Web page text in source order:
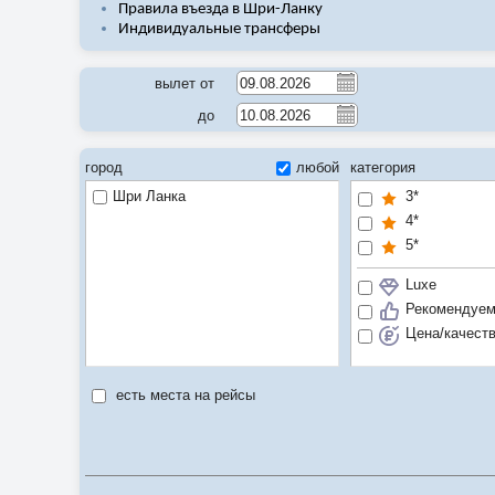
Правила въезда в Шри-Ланку
Индивидуальные трансферы
вылет от
до
город
любой
Шри Ланка
категория
3*
4*
5*
Luxe
Рекомендуем
Цена/
есть места на рейсы